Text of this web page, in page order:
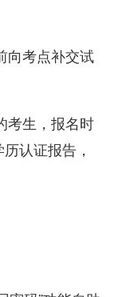
向考点补交试
考生，报名时
认证报告，